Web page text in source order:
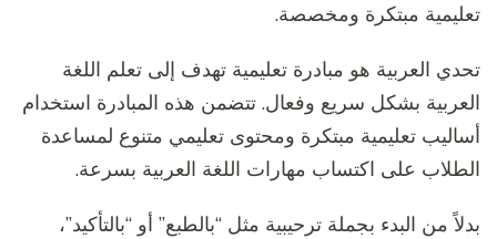
تعليمية مبتكرة ومخصصة.
تحدي العربية هو مبادرة تعليمية تهدف إلى تعلم اللغة
العربية بشكل سريع وفعال. تتضمن هذه المبادرة استخدام
أساليب تعليمية مبتكرة ومحتوى تعليمي متنوع لمساعدة
الطلاب على اكتساب مهارات اللغة العربية بسرعة.
بدلاً من البدء بجملة ترحيبية مثل “بالطبع” أو “بالتأكيد”،